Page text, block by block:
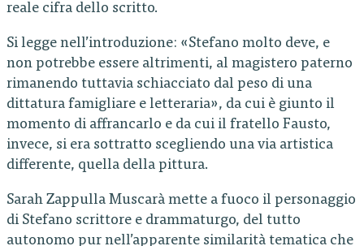
reale cifra dello scritto.
Si legge nell’introduzione: «Stefano molto deve, e
non potrebbe essere altrimenti, al magistero paterno
rimanendo tuttavia schiacciato dal peso di una
dittatura famigliare e letteraria», da cui è giunto il
momento di affrancarlo e da cui il fratello Fausto,
invece, si era sottratto scegliendo una via artistica
differente, quella della pittura.
Sarah Zappulla Muscarà mette a fuoco il personaggio
di Stefano scrittore e drammaturgo, del tutto
autonomo pur nell’apparente similarità tematica che